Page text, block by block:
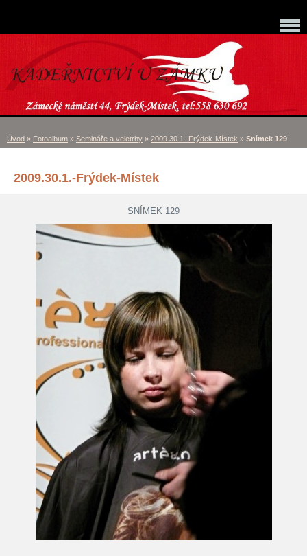
Úvod » Fotoalbum » Semináře a veletrhy » 2009.30.1.-Frýdek-Místek » Snímek 129
2009.30.1.-Frýdek-Místek
SNÍMEK 129